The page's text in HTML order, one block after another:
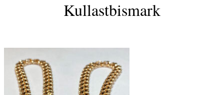
Kullastbismark